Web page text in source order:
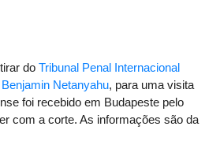
do Tribunal Penal Internacional
Benjamin Netanyahu, para uma visita
foi recebido em Budapeste pelo
com a corte. As informações são da